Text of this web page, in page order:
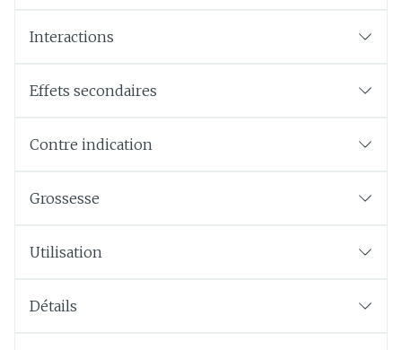
Interactions
Effets secondaires
Contre indication
Grossesse
Utilisation
Détails